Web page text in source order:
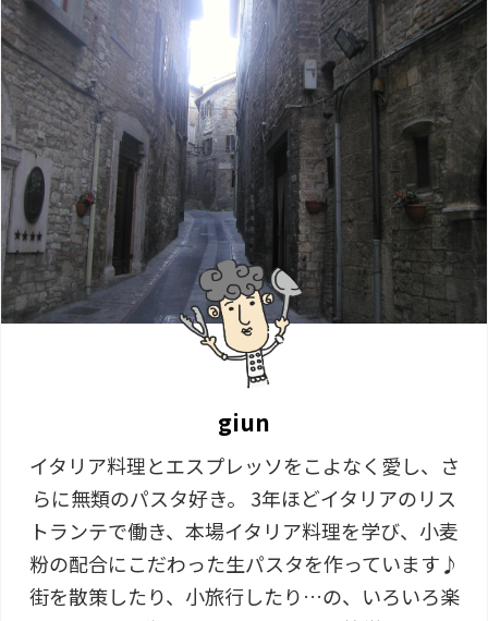
giun
イタリア料理とエスプレッソをこよなく愛し、さ
らに無類のパスタ好き。 3年ほどイタリアのリス
トランテで働き、本場イタリア料理を学び、小麦
粉の配合にこだわった生パスタを作っています♪
街を散策したり、小旅行したり…の、いろいろ楽